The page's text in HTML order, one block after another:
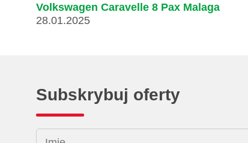
Volkswagen Caravelle 8 Pax Malaga
28.01.2025
Subskrybuj oferty